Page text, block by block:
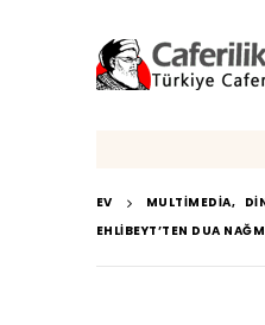
EV MULTIMEDIA,
EHLIBEYT’TEN DUA